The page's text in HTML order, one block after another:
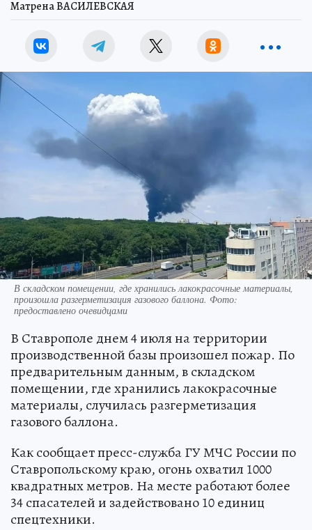
Матрена ВАСИЛЕВСКАЯ
В складском помещении, где хранились лакокрасочные материалы,
произошла разгерметизация газового баллона. Фото:
предоставлено очевидцами
В Ставрополе днем 4 июля на территории
производственной базы произошел пожар. По
предварительным данным, в складском
помещении, где хранились лакокрасочные
материалы, случилась разгерметизация
газового баллона.
Как сообщает пресс-служба ГУ МЧС России по
Ставропольскому краю, огонь охватил 1000
квадратных метров. На месте работают более
34 спасателей и задействовано 10 единиц
спецтехники.